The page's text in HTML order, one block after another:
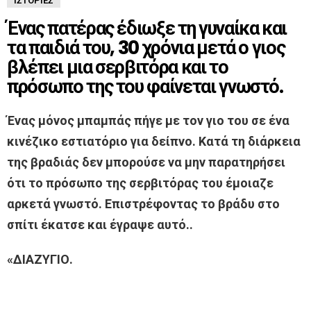
Ένας πατέρας έδιωξε τη γυναίκα και
τα παιδιά του, 30 χρόνια μετά ο γιος
βλέπει μια σερβιτόρα και το
πρόσωπο της του φαίνεται γνωστό.
Ένας μόνος μπαμπάς πήγε με τον γιο του σε ένα
κινέζικο εστιατόριο για δείπνο. Κατά τη διάρκεια
της βραδιάς δεν μπορούσε να μην παρατηρήσει
ότι το πρόσωπο της σερβιτόρας του έμοιαζε
αρκετά γνωστό. Επιστρέφοντας το βράδυ στο
σπίτι έκατσε και έγραψε αυτό..
«ΔΙΑΖΥΓΙΟ.